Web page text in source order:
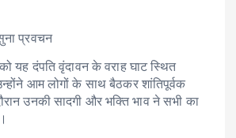
प्रवचन
यह दंपति वृंदावन के वराह घाट स्थित
आम लोगों के साथ बैठकर शांतिपूर्वक
उनकी सादगी और भक्ति भाव ने सभी का